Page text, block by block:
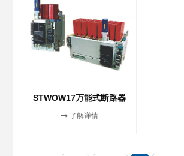
STWOW17万能式断路器
了解详情